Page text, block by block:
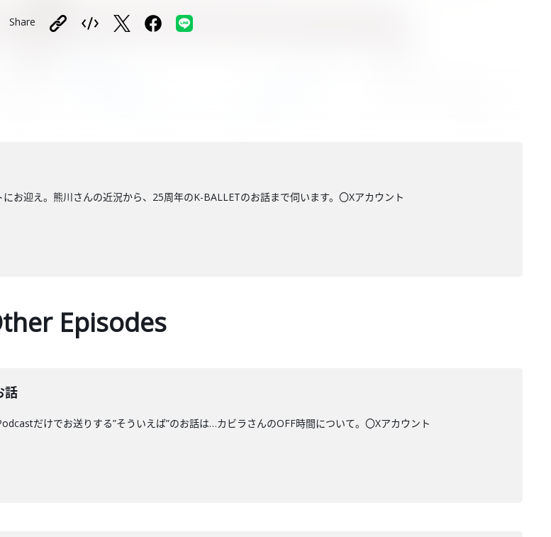
Share
お迎え。熊川さんの近況から、25周年のK-BALLETのお話まで伺います。〇Xアカウント
Episodes
話
だけでお送りする”そういえば”のお話は…カビラさんのOFF時間について。〇Xアカウント